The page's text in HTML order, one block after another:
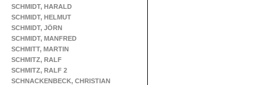
SCHMIDT, HARALD
SCHMIDT, HELMUT
SCHMIDT, JÖRN
SCHMIDT, MANFRED
SCHMITT, MARTIN
SCHMITZ, RALF
SCHMITZ, RALF 2
SCHNACKENBECK, CHRISTIAN